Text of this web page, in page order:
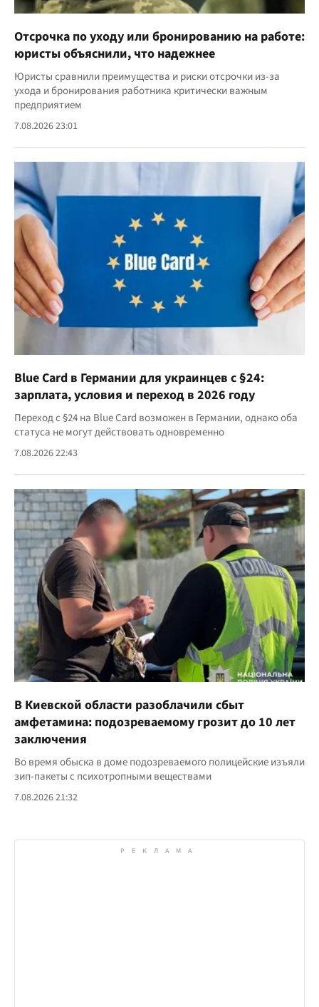
Отсрочка по уходу или бронированию на работе:
юристы объяснили, что надежнее
Юристы сравнили преимущества и риски отсрочки из-за
ухода и бронирования работника критически важным
предприятием
7.08.2026 23:01
Blue Card в Германии для украинцев с §24:
зарплата, условия и переход в 2026 году
Переход с §24 на Blue Card возможен в Германии, однако оба
статуса не могут действовать одновременно
7.08.2026 22:43
В Киевской области разоблачили сбыт
амфетамина: подозреваемому грозит до 10 лет
заключения
Во время обыска в доме подозреваемого полицейские изъяли
зип-пакеты с психотропными веществами
7.08.2026 21:32